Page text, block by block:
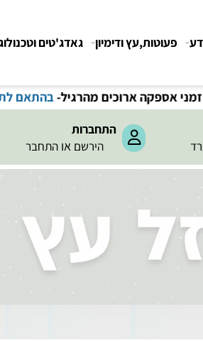
199
₪
-תקנון משלוחים
התחברות
הירשם או התחבר
פעוטות,עץ ודימיון גאדג'טים וטכנולוגיה